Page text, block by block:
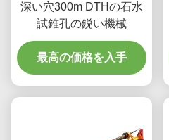
深い穴300m DTHの石水
試錐孔の鋭い機械
最高の価格を入手